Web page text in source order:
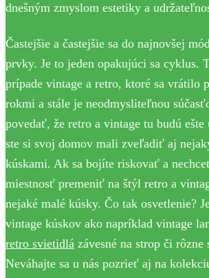
dnešným zmyslom estetiky a
Častejšie a častejšie sa do najnovšej
prvky. Je to jeden opakujúci sa cyklus.
prípade vintage a retro, ktoré sa vrátilo
rokmi a stále je neodmysliteľnou
povedať, že retro a vintage tu budú
ste si svoj domov mali zveľadiť aj
kúskami. Ak sa bojíte riskovať a
miestnosť premeniť na štýl retro a
nejaké malé kúsky. Čo tak osvetlenie?
vintage kúskov ako napríklad vintage
retro svietidlá závesné na strop či rôzne
Neváhajte sa u nás pozrieť aj na